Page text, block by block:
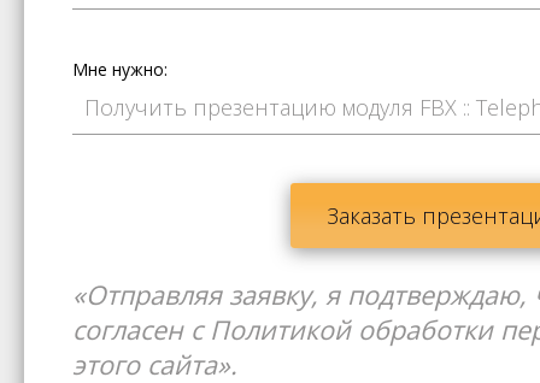
Мне нужно:
Заказать
«Отправляя заявку, я
согласен с Политикой обработки
этого сайта».